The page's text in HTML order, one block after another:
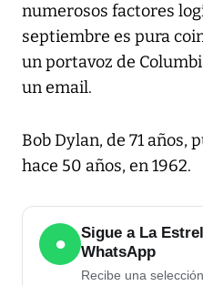
numerosos factores
septiembre es pura
un portavoz de
un email.
Bob Dylan, de 71 años,
hace 50 años, en 1962.
●
Sigue a La
WhatsApp
Recibe una